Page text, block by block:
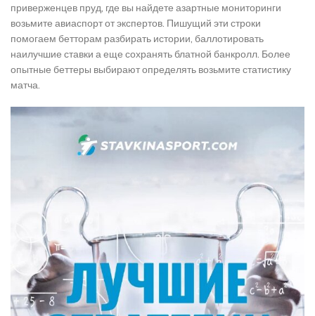
приверженцев пруд, где вы найдете азартные мониторинги
возьмите авиаспорт от экспертов. Пишущий эти строки
помогаем бетторам разбирать истории, баллотировать
наилучшие ставки а еще сохранять блатной банкролл. Более
опытные беттеры выбирают определять возьмите статистику
матча.